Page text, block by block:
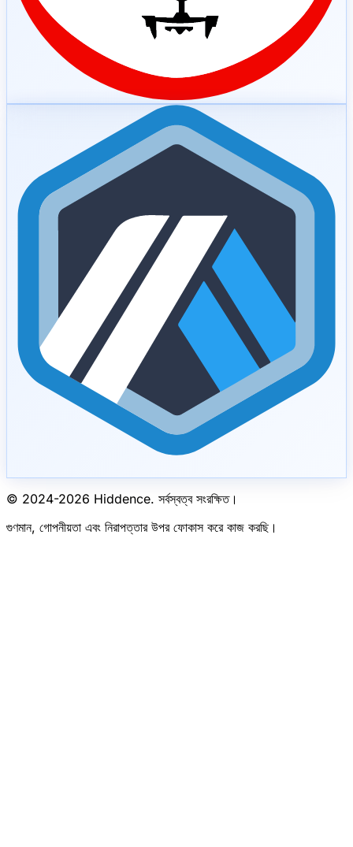
© 2024-2026 Hiddence. সর্বস্বত্ব সংরক্ষিত।
গুণমান, গোপনীয়তা এবং নিরাপত্তার উপর ফোকাস করে কাজ করছি।